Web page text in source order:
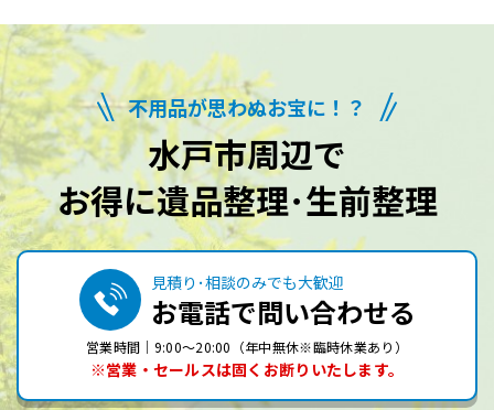
不用品が思わぬお宝に！？
水戸市周辺で
お得に遺品整理･生前整理
見積り･相談のみでも大歓迎
お電話で問い合わせる
営業時間｜9:00～20:00（年中無休※臨時休業あり）
※営業・セールスは固くお断りいたします。